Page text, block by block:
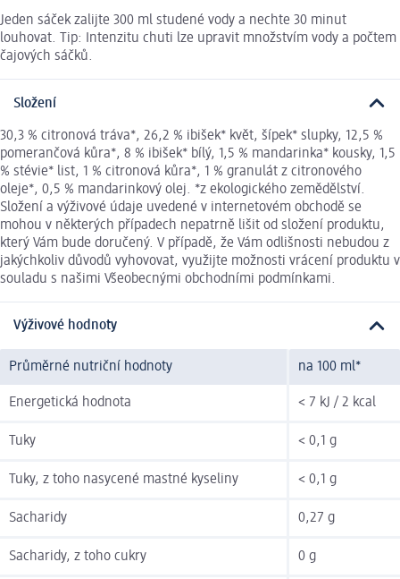
Jeden sáček zalijte 300 ml studené vody a nechte 30 minut
louhovat. Tip: Intenzitu chuti lze upravit množstvím vody a počtem
čajových sáčků.
Složení
30,3 % citronová tráva*, 26,2 % ibišek* květ, šípek* slupky, 12,5 %
pomerančová kůra*, 8 % ibišek* bílý, 1,5 % mandarinka* kousky, 1,5
% stévie* list, 1 % citronová kůra*, 1 % granulát z citronového
oleje*, 0,5 % mandarinkový olej. *z ekologického zemědělství.
Složení a výživové údaje uvedené v internetovém obchodě se
mohou v některých případech nepatrně lišit od složení produktu,
který Vám bude doručený. V případě, že Vám odlišnosti nebudou z
jakýchkoliv důvodů vyhovovat, využijte možnosti vrácení produktu v
souladu s našimi Všeobecnými obchodními podmínkami.
Výživové hodnoty
Průměrné nutriční hodnoty na 100 ml*
Energetická hodnota < 7 kJ / 2 kcal
Tuky < 0,1 g
Tuky, z toho nasycené mastné kyseliny < 0,1 g
Sacharidy 0,27 g
Sacharidy, z toho cukry 0 g